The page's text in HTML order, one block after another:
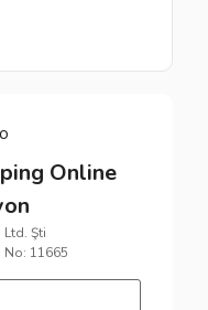
Online
Ltd. Şti
No: 11665